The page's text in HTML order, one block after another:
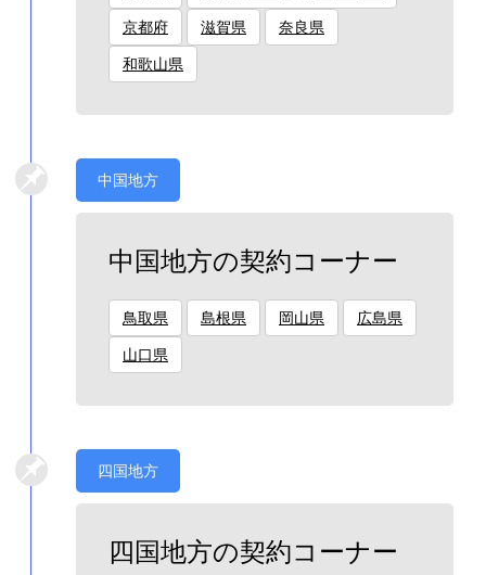
京都府 滋賀県 奈良県
和歌山県
中国地方
中国地方の契約コーナー
鳥取県 島根県 岡山県 広島県
山口県
四国地方
四国地方の契約コーナー